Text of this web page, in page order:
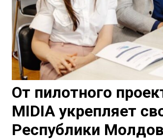
От пилотного
MIDIA укрепляет
Республики